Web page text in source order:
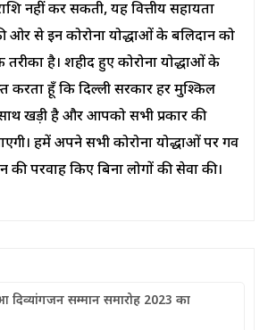
नहीं कर सकती, यह वित्तीय सहायता
ओर से इन कोरोना योद्धाओं के बलिदान को
तरीका है। शहीद हुए कोरोना योद्धाओं के
करता हूँ कि दिल्ली सरकार हर मुश्किल
खड़ी है और आपको सभी प्रकार की
हमें अपने सभी कोरोना योद्धाओं पर गर्व
की परवाह किए बिना लोगों की सेवा की।
सम्मान समारोह 2023 का